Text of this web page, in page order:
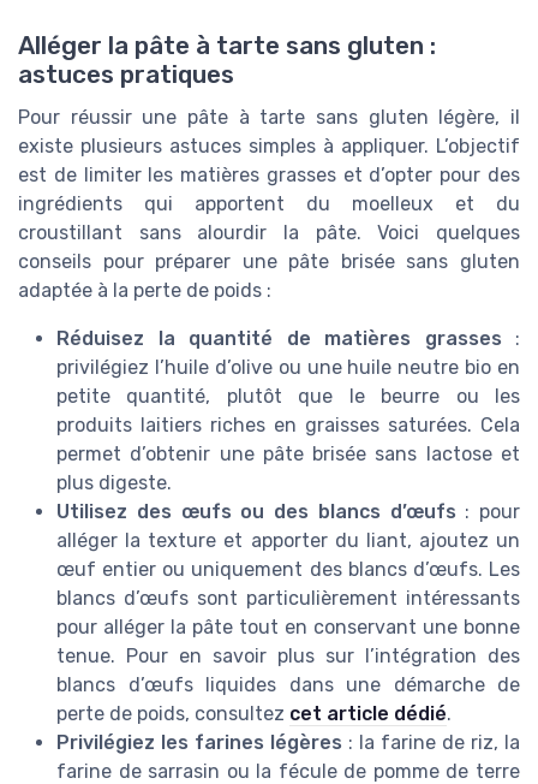
Alléger la pâte à tarte sans gluten :
astuces pratiques
Pour réussir une pâte à tarte sans gluten légère, il
existe plusieurs astuces simples à appliquer. L’objectif
est de limiter les matières grasses et d’opter pour des
ingrédients qui apportent du moelleux et du
croustillant sans alourdir la pâte. Voici quelques
conseils pour préparer une pâte brisée sans gluten
adaptée à la perte de poids :
Réduisez la quantité de matières grasses :
privilégiez l’huile d’olive ou une huile neutre bio en
petite quantité, plutôt que le beurre ou les
produits laitiers riches en graisses saturées. Cela
permet d’obtenir une pâte brisée sans lactose et
plus digeste.
Utilisez des œufs ou des blancs d’œufs : pour
alléger la texture et apporter du liant, ajoutez un
œuf entier ou uniquement des blancs d’œufs. Les
blancs d’œufs sont particulièrement intéressants
pour alléger la pâte tout en conservant une bonne
tenue. Pour en savoir plus sur l’intégration des
blancs d’œufs liquides dans une démarche de
perte de poids, consultez cet article dédié.
Privilégiez les farines légères : la farine de riz, la
farine de sarrasin ou la fécule de pomme de terre